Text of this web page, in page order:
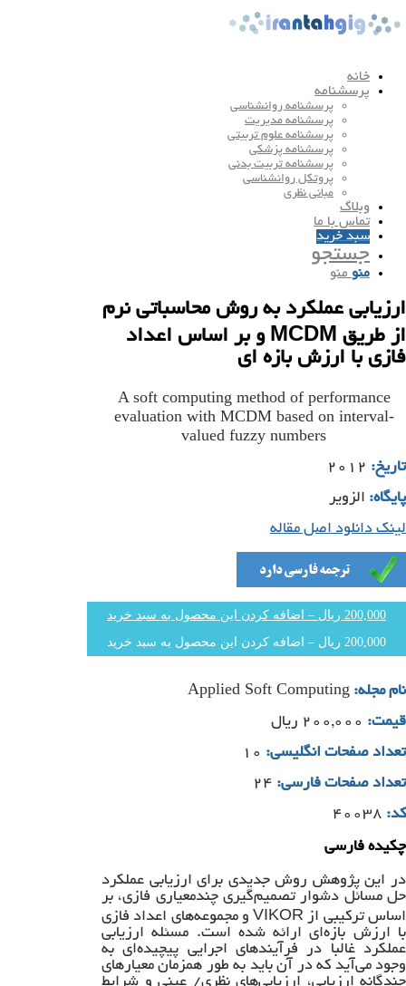
خانه
پرسشنامه
پرسشنامه روانشناسی
پرسشنامه مدیریت
پرسشنامه علوم تربیتی
پرسشنامه پزشکی
پرسشنامه تربیت بدنی
پروتکل روانشناسی
مبانی نظری
وبلاگ
تماس با ما
سبد خرید
جستجو
منو منو
ارزیابی عملکرد به روش محاسباتی نرم
از طریق MCDM و بر اساس اعداد
فازی با ارزش بازه ای
A soft computing method of performance
evaluation with MCDM based on interval-
valued fuzzy numbers
تاریخ:
پایگاه: الزویر
لینک دانلود اصل مقاله
200,000 ریال – اضافه کردن این محصول به سبد خرید
نام مجله: Applied Soft Computing
قیمت:
تعداد صفحات انگلیسی:
تعداد صفحات فارسی:
کد: ۴۰۰۳۸
چکیده فارسی
در این پژوهش روش جدیدی برای ارزیابی عملکرد
حل مسائل دشوار تصمیم‌گیری چندمعیاری فازی، بر
اساس ترکیبی از VIKOR و مجموعه‌های اعداد فازی
با ارزش بازه‌ای ارائه شده است. مسئله ارزیابی
عملکرد غالباً در فرآیندهای اجرایی پیچیده‌ای به
وجود می‌آید که در آن باید به طور همزمان معیارهای
چندگانه ارزیابی، ارزیابی‌های نظری/ عینی و شرایط